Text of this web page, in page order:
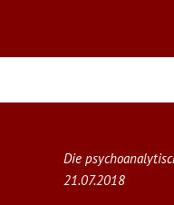
Die
21.07.2018